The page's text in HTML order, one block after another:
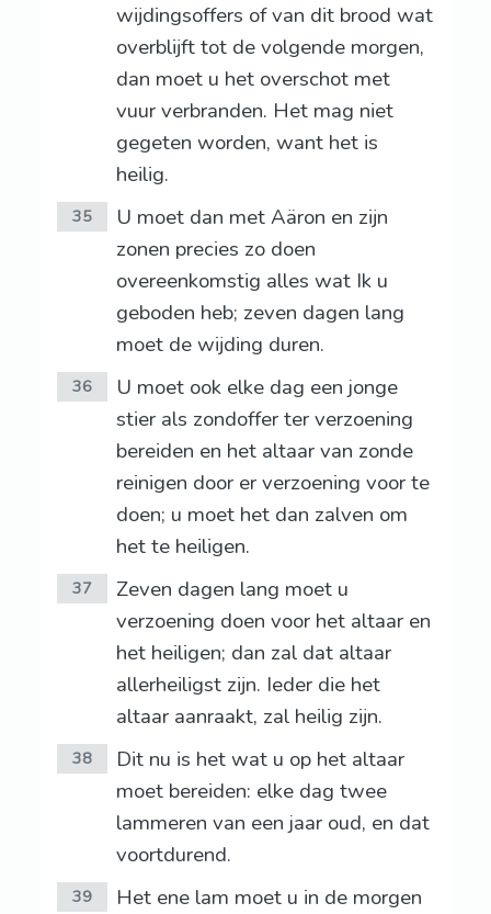
wijdingsoffers of van dit brood wat
overblijft tot de volgende morgen,
dan moet u het overschot met
vuur verbranden. Het mag niet
gegeten worden, want het is
heilig.
35
U moet dan met Aäron en zijn
zonen precies zo doen
overeenkomstig alles wat Ik u
geboden heb; zeven dagen lang
moet de wijding duren.
36
U moet ook elke dag een jonge
stier als zondoffer ter verzoening
bereiden en het altaar van zonde
reinigen door er verzoening voor te
doen; u moet het dan zalven om
het te heiligen.
37
Zeven dagen lang moet u
verzoening doen voor het altaar en
het heiligen; dan zal dat altaar
allerheiligst zijn. Ieder die het
altaar aanraakt, zal heilig zijn.
38
Dit nu is het wat u op het altaar
moet bereiden: elke dag twee
lammeren van een jaar oud, en dat
voortdurend.
39
Het ene lam moet u in de morgen